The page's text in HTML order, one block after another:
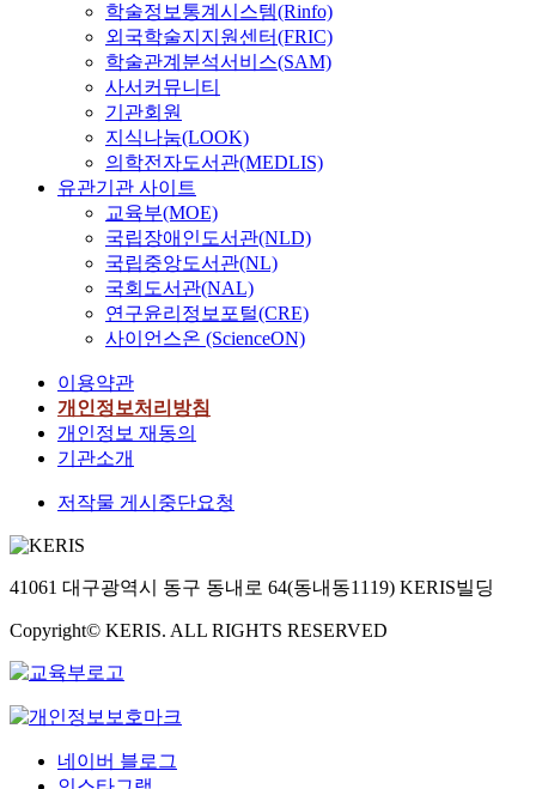
학술정보통계시스템(Rinfo)
외국학술지지원센터(FRIC)
학술관계분석서비스(SAM)
사서커뮤니티
기관회원
지식나눔(LOOK)
의학전자도서관(MEDLIS)
유관기관 사이트
교육부(MOE)
국립장애인도서관(NLD)
국립중앙도서관(NL)
국회도서관(NAL)
연구윤리정보포털(CRE)
사이언스온 (ScienceON)
이용약관
개인정보처리방침
개인정보 재동의
기관소개
저작물 게시중단요청
41061 대구광역시 동구 동내로 64(동내동1119) KERIS빌딩
Copyright© KERIS. ALL RIGHTS RESERVED
네이버 블로그